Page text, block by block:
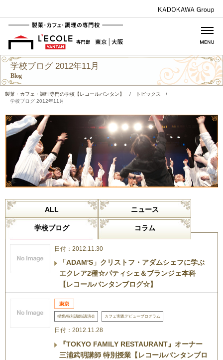
学校ブログ 2012年11月
Blog
製菓・カフェ・調理専門の学校【レコールバンタン】 / トピックス
/
学校ブログ 2012年11月
ALL ニュース
学校ブログ コラム
日付：2012.11.30
「ADAM'S」クリストフ・アダムシェフに学ぶ
エクレア2種☆パティシェ＆ブランジェ本科
【レコールバンタンブログ☆】
授業/特別講師/講演会 カフェ実践デビュープログラム
日付：2012.11.28
『TOKYO FAMILY RESTAURANT』オーナー
三浦武明講師 特別授業【レコールバンタンブロ